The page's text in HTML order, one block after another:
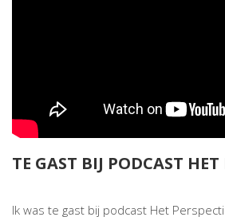
TE GAST BIJ PODCAST HET
Ik was te gast bij podcast Het